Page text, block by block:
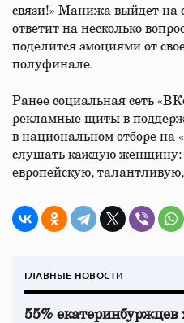
связи!» Манижа выйдет на
ответит на несколько
поделится эмоциями от
полуфинале.
Ранее социальная сеть
рекламные щиты в
в национальном отборе на
слушать каждую женщину:
европейскую,
ГЛАВНЫЕ НОВОСТИ
55%